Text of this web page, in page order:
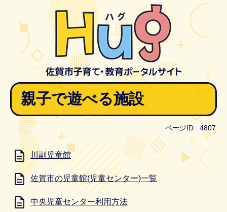
親子で遊べる施設
ページID : 4807
川副児童館
佐賀市の児童館(児童センター)一覧
中央児童センター利用方法